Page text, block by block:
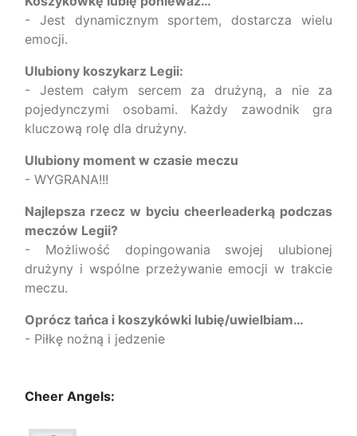
- Jest dynamicznym sportem, dostarcza wielu
emocji.
Ulubiony koszykarz Legii:
- Jestem całym sercem za drużyną, a nie za
pojedynczymi osobami. Każdy zawodnik gra
kluczową rolę dla drużyny.
Ulubiony moment w czasie meczu
- WYGRANA!!!
Najlepsza rzecz w byciu cheerleaderką podczas
meczów Legii?
- Możliwość dopingowania swojej ulubionej
drużyny i wspólne przeżywanie emocji w trakcie
meczu.
Oprócz tańca i koszykówki lubię/uwielbiam…
- Piłkę nożną i jedzenie
Cheer Angels: